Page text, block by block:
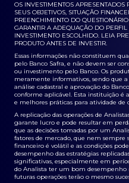
OS INVESTIMENTOS
SEUS OBJETIVOS, SITUAÇÃO
PREENCHIMENTO DO
GARANTIR A ADEQUAÇÃO DO
INVESTIMENTO ESCOLHIDO. LEIA
PRODUTO ANTES DE INVESTIR.
Essas informações não constituem
pelo Banco Safra, e não devem ser
ou investimento pelo Banco. Os
meramente informativos, sendo que
análise cadastral e aprovação do
conforme aplicável. Esta instituição é
e melhores práticas para atividade
A replicação das operações de
garante lucro e pode resultar em
que as decisões tomadas por um
fatores de mercado, que nem sempre
financeiro é volátil e as condições
desempenho das estratégias
significativas, especialmente em
do Analista ter um bom desempenho
futuras operações terão o mesmo